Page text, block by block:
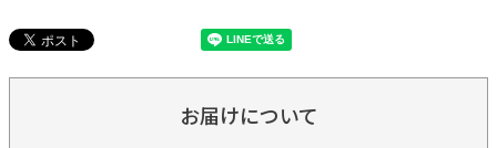
お届けについて